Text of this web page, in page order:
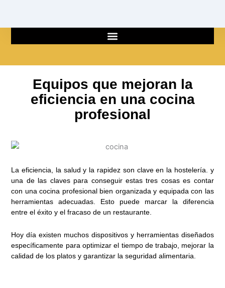
contenido
Equipos que mejoran la
eficiencia en una cocina
profesional
La eficiencia, la salud y la rapidez son clave en la hostelería. y
una de las claves para conseguir estas tres cosas es contar
con una cocina profesional bien organizada y equipada con las
herramientas adecuadas. Esto puede marcar la diferencia
entre el éxito y el fracaso de un restaurante.
Hoy día existen muchos dispositivos y herramientas diseñados
específicamente para optimizar el tiempo de trabajo, mejorar la
calidad de los platos y garantizar la seguridad alimentaria.